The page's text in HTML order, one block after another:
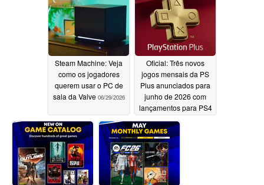
Steam Machine: Veja
como os jogadores
querem usar o PC de
sala da Valve 06/29/2026
Oficial: Três novos
jogos mensais da PS
Plus anunciados para
junho de 2026 com
lançamentos para PS4
05/26/2026